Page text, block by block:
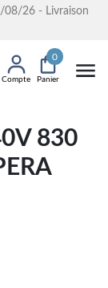
08/26 - Livraison
Compte Panier
0
830